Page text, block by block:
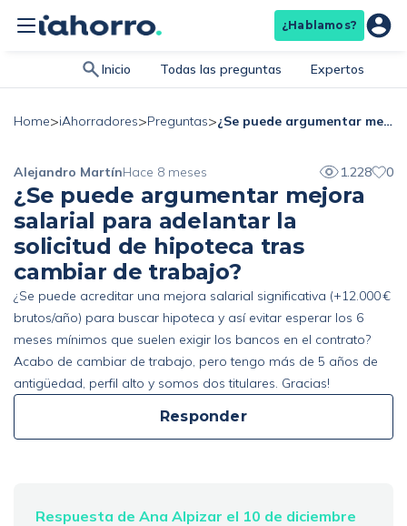
¿Hablamos?
Inicio Todas las preguntas Expertos
Home>iAhorradores>Preguntas> ¿Se puede argumentar mejora salarial para adelantar la solicitud de hipoteca tras cambiar de trabajo?
Alejandro MartínHace 8 meses 1.228 0
¿Se puede argumentar mejora
salarial para adelantar la
solicitud de hipoteca tras
cambiar de trabajo?
¿Se puede acreditar una mejora salarial significativa (+12.000 €
brutos/año) para buscar hipoteca y así evitar esperar los 6
meses mínimos que suelen exigir los bancos en el contrato?
Acabo de cambiar de trabajo, pero tengo más de 5 años de
antigüedad, perfil alto y somos dos titulares. Gracias!
Responder
Respuesta de Ana Alpizar el 10 de diciembre